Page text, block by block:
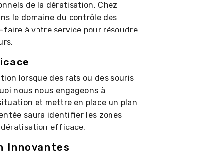
de la dératisation. Chez
le domaine du contrôle des
à votre service pour résoudre
lorsque des rats ou des souris
nous nous engageons à
et mettre en place un plan
saura identifier les zones
efficace.
Innovantes